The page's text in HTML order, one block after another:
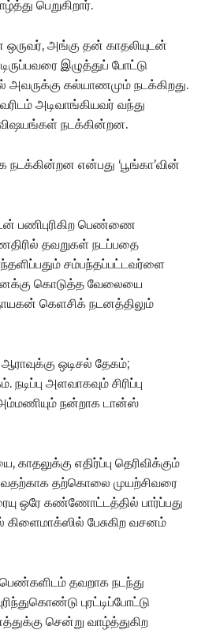
பெறுகிறார்.
ஒருவர், அங்கு தன் காதலியுடன்
இழுத்துப் போட்டு
அவருக்கு கல்யாணமும் நடக்கிறது.
அடிவாங்கியவர் வந்து
விஷயங்கள் நடக்கின்றன.
என்பது ‘பூங்கா’வின்
பணிபுரிகிற பெண்ணை
தவறுகள் நடப்பதை
சம்பந்தப்பட்டவர்ளை
கொடுத்த வேலையை
கெளசிக் நடனத்திலும்
ஒடிசல் தேகம்;
நடிப்பு அளவாகவும் சிரிப்பு
நன்றாக டான்ஸ்
எதிர்ப்பு தெரிவிக்கும்
தற்கொலை முயற்சிவரை
ஒரே கண்ணோட்டத்தில் பார்ப்பது
பேசுகிற வசனம்
தவறாக நடந்து
புரட்டிப்போட்டு
சென்று வாழ்த்துகிற